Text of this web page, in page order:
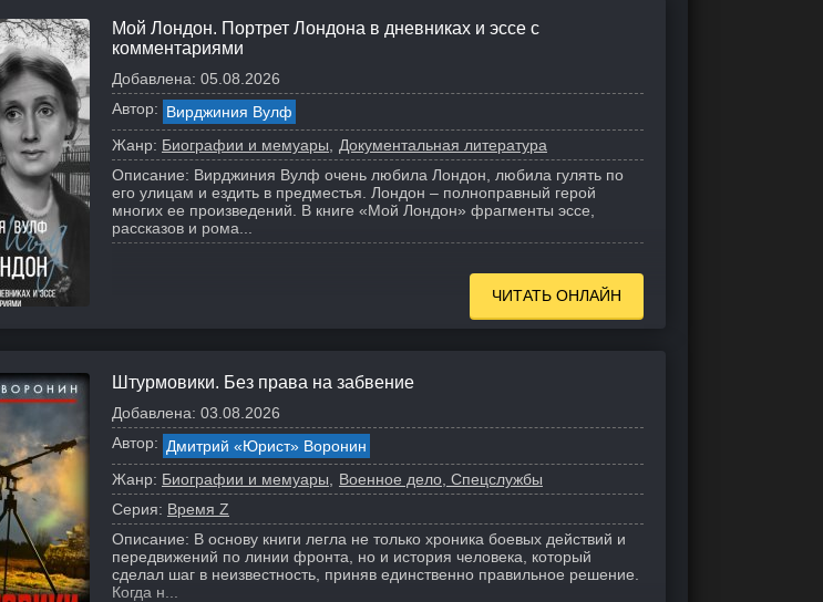
Мой Лондон. Портрет Лондона в дневниках и эссе с
комментариями
Добавлена: 05.08.2026
Автор: Вирджиния Вулф
Жанр: Биографии и мемуары
Документальная литература
Описание: Вирджиния Вулф очень любила Лондон, любила гулять по
его улицам и ездить в предместья. Лондон – полноправный герой
многих ее произведений. В книге «Мой Лондон» фрагменты эссе,
рассказов и рома...
ЧИТАТЬ ОНЛАЙН
Штурмовики. Без права на забвение
Добавлена: 03.08.2026
Автор: Дмитрий «Юрист» Воронин
Жанр: Биографии и мемуары
Военное дело, Спецслужбы
Серия: Время Z
Описание: В основу книги легла не только хроника боевых действий и
передвижений по линии фронта, но и история человека, который
сделал шаг в неизвестность, приняв единственно правильное решение.
Когда н...